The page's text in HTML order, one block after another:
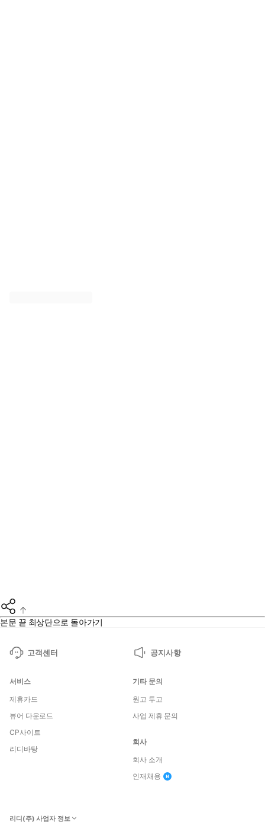
본문 끝 최상단으로 돌아가기
고객센터 공지사항
서비스
제휴카드
뷰어 다운로드
CP사이트
리디바탕
기타 문의
원고 투고
사업 제휴 문의
회사
회사 소개
인재채용
리디(주) 사업자 정보